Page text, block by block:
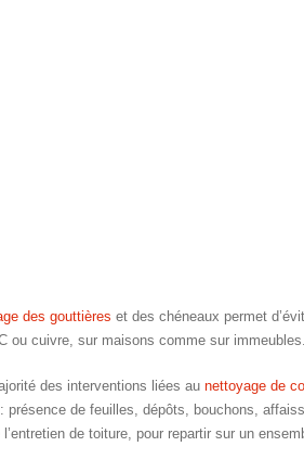
des gouttières et des chéneaux permet
ou cuivre, sur maisons comme sur immeubles.
des interventions liées au nettoyage de
présence de feuilles, dépôts, bouchons,
de toiture, pour repartir sur un